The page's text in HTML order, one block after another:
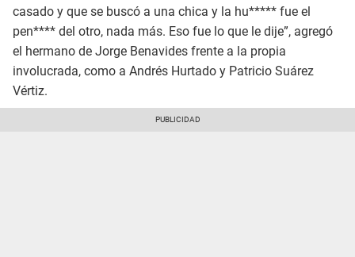
casado y que se buscó a una chica y la hu***** fue el
pen**** del otro, nada más. Eso fue lo que le dije”, agregó
el hermano de Jorge Benavides frente a la propia
involucrada, como a Andrés Hurtado y Patricio Suárez
Vértiz.